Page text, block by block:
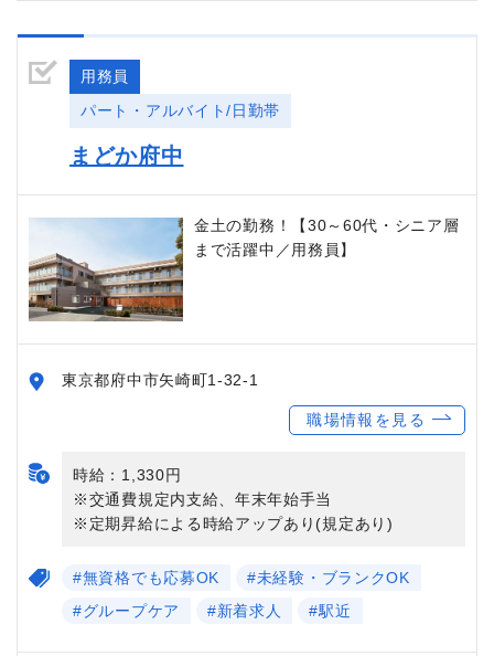
用務員
パート・アルバイト/日勤帯
まどか府中
金土の勤務！【30～60代・シニア層
まで活躍中／用務員】
東京都府中市矢崎町1-32-1
職場情報を見る
時給：1,330円
※交通費規定内支給、年末年始手当
※定期昇給による時給アップあり(規定あり)
#無資格でも応募OK
#未経験・ブランクOK
#グループケア
#新着求人 #駅近